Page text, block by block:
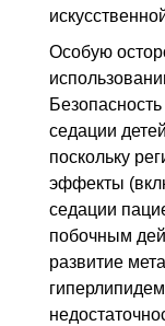
Особую
седации
поскольку
эффекты
седации
побочным
развитие